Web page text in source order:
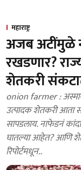
महाराष्ट्र
अजब अटींमुळे
रखडणार?
शेतकरी
onion farmer :
उत्पादक शेतकरी आता सरकारच्या जाचक अटींच्या विळख्यात
सापडलाय. नाफेडनं
घातल्या आहेत? आणि
रिपोर्टमधून..